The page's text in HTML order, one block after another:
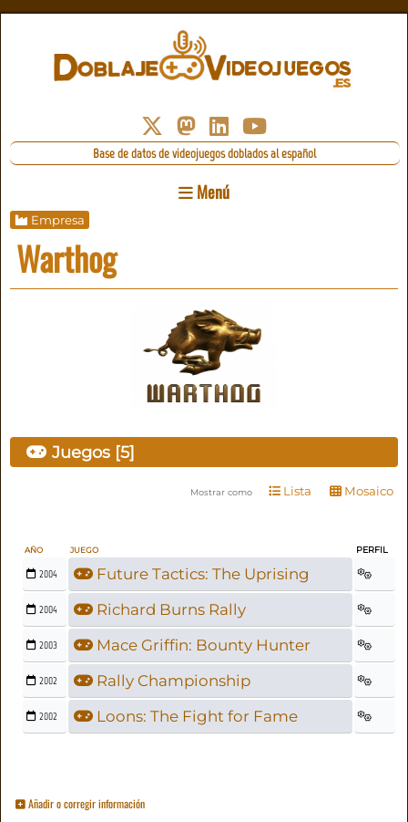
Base de datos de videojuegos doblados al español
Menú
Empresa
Warthog
Juegos [5]
Mostrar como Lista Mosaico
AÑO JUEGO PERFIL
2004 Future Tactics: The Uprising
2004 Richard Burns Rally
2003 Mace Griffin: Bounty Hunter
2002 Rally Championship
2002 Loons: The Fight for Fame
Añadir o corregir información